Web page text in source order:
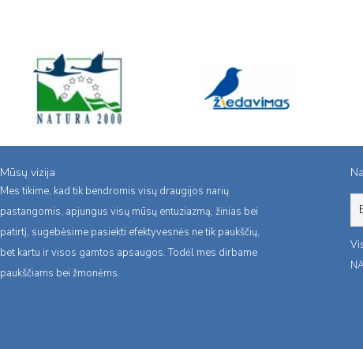
Mūsų vizija
Mes tikime, kad tik bendromis visų draugijos narių
pastangomis, apjungus visų mūsų entuziazmą, žinias bei
patirtį, sugebėsime pasiekti efektyvesnės ne tik paukščių,
bet kartu ir visos gamtos apsaugos. Todėl mes dirbame
paukščiams bei žmonėms.